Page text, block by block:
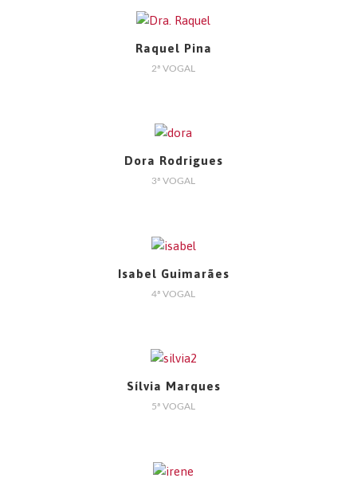
Raquel Pina
2ª VOGAL
Dora Rodrigues
3ª VOGAL
Isabel Guimarães
4ª VOGAL
Sílvia Marques
5ª VOGAL